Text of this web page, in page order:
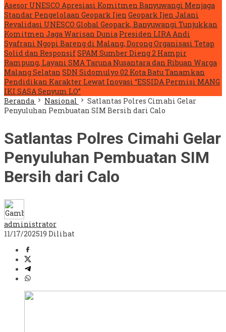
Asesor UNESCO Apresiasi Komitmen Banyuwangi Menjaga
Standar Pengelolaan Geopark Ijen Geopark Ijen Jalani
Revalidasi UNESCO Global Geopark, Banyuwangi Tunjukkan
Komitmen Jaga Warisan Dunia Presiden LIRA Andi
Syafrani Ngopi Bareng di Malang, Dorong Organisasi Tetap
Solid dan ResponsifSPAM Sumber Dieng 2 Hampir
Rampung, Layani SMA Taruna Nusantara dan Ribuan Warga
Malang Selatan SDN Sidomulyo 02 Kota Batu Tanamkan
Pendidikan Karakter Lewat Inovasi “ESSIDA Permisi MANG
IKI SASA Senyum LO”
Beranda
Nasional
Satlantas Polres Cimahi Gelar
Penyuluhan Pembuatan SIM Bersih dari Calo
Satlantas Polres Cimahi Gelar
Penyuluhan Pembuatan SIM
Bersih dari Calo
administrator
11/17/202519 Dilihat